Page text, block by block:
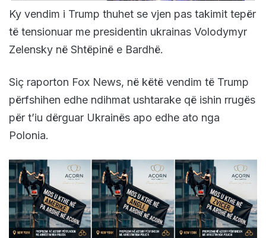
Ky vendim i Trump thuhet se vjen pas takimit tepër
të tensionuar me presidentin ukrainas Volodymyr
Zelensky në Shtëpinë e Bardhë.
Siç raporton Fox News, në këtë vendim të Trump
përfshihen edhe ndihmat ushtarake që ishin rrugës
për t’iu dërguar Ukrainës apo edhe ato nga
Polonia.